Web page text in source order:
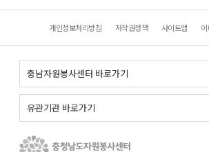
개인정보처리방침 저작권정책 사이트맵